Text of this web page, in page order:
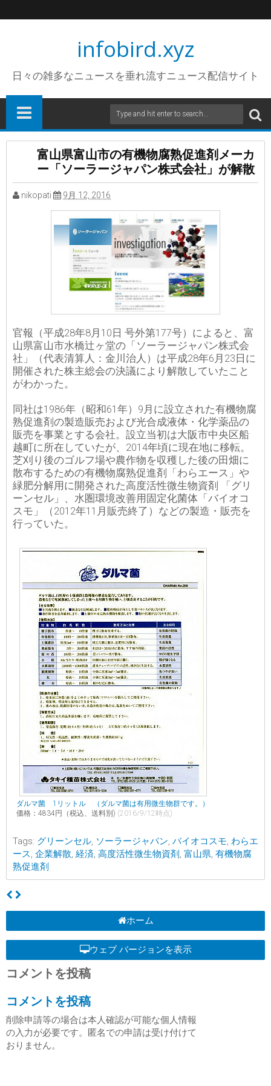
infobird.xyz
日々の雑多なニュースを垂れ流すニュース配信サイト
富山県富山市の有機物腐熟促進剤メーカ
ー「ソーラージャパン株式会社」が解散
nikopati 9月 12, 2016
官報（平成28年8月10日 号外第177号）によると、富
山県富山市水橋辻ヶ堂の「ソーラージャパン株式会
社」（代表清算人：金川治人）は平成28年6月23日に
開催された株主総会の決議により解散していたこと
がわかった。
同社は1986年（昭和61年）9月に設立された有機物腐
熟促進剤の製造販売および光合成液体・化学薬品の
販売を事業とする会社。設立当初は大阪市中央区船
越町に所在していたが、2014年頃に現在地に移転。
芝刈り後のゴルフ場や農作物を収穫した後の田畑に
散布するための有機物腐熟促進剤「わらエース」や
緑肥分解用に開発された高度活性微生物資剤 「グリ
ーンセル」、水圏環境改善用固定化菌体「バイオコ
スモ」（2012年11月販売終了）などの製造・販売を
行っていた。
ダルマ菌 1リットル （ダルマ菌は有用微生物群です。）
価格：4834円（税込、送料別) (2016/9/12時点)
Tags: グリーンセル, ソーラージャパン, バイオコスモ, わらエ
ース, 企業解散, 経済, 高度活性微生物資剤 , 富山県, 有機物腐
熟促進剤
ホーム
ウェブ バージョンを表示
コメントを投稿
コメントを投稿
削除申請等の場合は本人確認が可能な個人情報
の入力が必要です。匿名での申請は受け付けて
おりません。